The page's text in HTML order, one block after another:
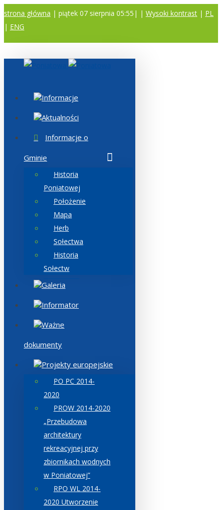
strona główna | piątek 07 sierpnia 05:55| | Wysoki kontrast | PL
| ENG
Informacje
Aktualności
Informacje o
Gminie
Historia
Poniatowej
Położenie
Mapa
Herb
Sołectwa
Historia
Sołectw
Galeria
Informator
Ważne
dokumenty
Projekty europejskie
PO PC 2014-
2020
PROW 2014-2020
„Przebudowa
architektury
rekreacyjnej przy
zbiornikach wodnych
w Poniatowej”
RPO WL 2014-
2020 Utworzenie